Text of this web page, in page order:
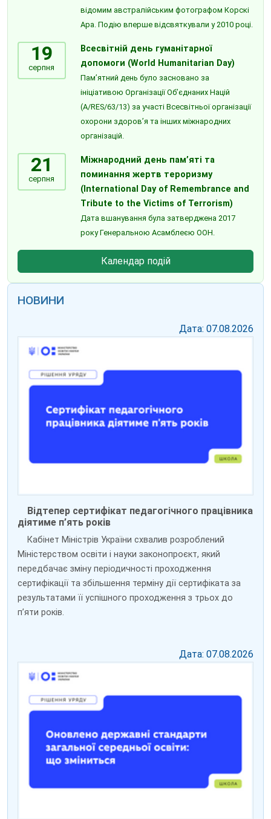
відомим австралійським фотографом Корскі
Ара. Подію вперше відсвяткували у 2010 році.
19
серпня
Всесвітній день гуманітарної
допомоги (World Humanitarian Day)
Пам’ятний день було засновано за
ініціативою Організації Об’єднаних Націй
(A/RES/63/13) за участі Всесвітньої організації
охорони здоров’я та інших міжнародних
організацій.
21
серпня
Міжнародний день пам’яті та
поминання жертв тероризму
(International Day of Remembrance and
Tribute to the Victims of Terrorism)
Дата вшанування була затверджена 2017
року Генеральною Асамблеєю ООН.
Календар подій
НОВИНИ
Дата: 07.08.2026
Відтепер сертифікат педагогічного працівника
діятиме п’ять років
Кабінет Міністрів України схвалив розроблений
Міністерством освіти і науки законопроєкт, який
передбачає зміну періодичності проходження
сертифікації та збільшення терміну дії сертифіката за
результатами її успішного проходження з трьох до
пʼяти років.
Дата: 07.08.2026